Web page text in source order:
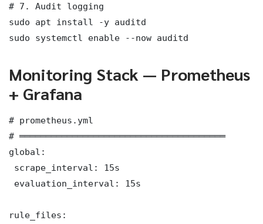
# 7. Audit logging
sudo apt install -y auditd
sudo systemctl enable --now auditd
Monitoring Stack — Prometheus
+ Grafana
# prometheus.yml
# ═══════════════════════════════════════
global:
scrape_interval: 15s
evaluation_interval: 15s
rule_files: